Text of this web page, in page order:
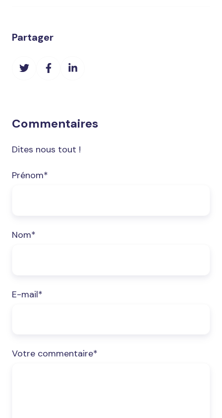
Partager
PartagerPartager
sur
Partager
Commentaires
Dites nous tout !
Prénom*
Nom*
E-mail*
Votre commentaire*